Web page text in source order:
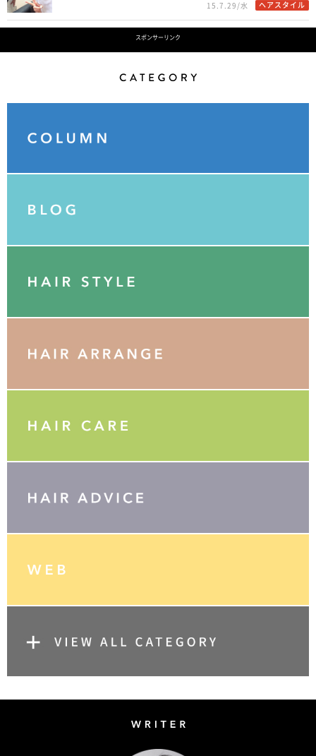
15.7.29/水 ヘアスタイル
スポンサーリンク